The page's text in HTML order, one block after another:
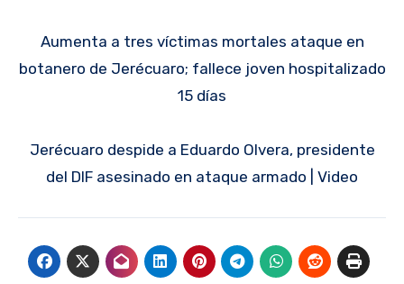
Aumenta a tres víctimas mortales ataque en
botanero de Jerécuaro; fallece joven hospitalizado
15 días
Jerécuaro despide a Eduardo Olvera, presidente
del DIF asesinado en ataque armado | Video